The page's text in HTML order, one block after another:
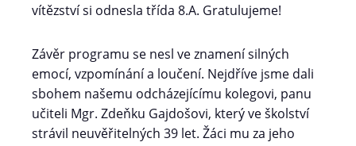
vítězství si odnesla třída 8.A. Gratulujeme!
Závěr programu se nesl ve znamení silných
emocí, vzpomínání a loučení. Nejdříve jsme dali
sbohem našemu odcházejícímu kolegovi, panu
učiteli Mgr. Zdeňku Gajdošovi, který ve školství
strávil neuvěřitelných 39 let. Žáci mu za jeho